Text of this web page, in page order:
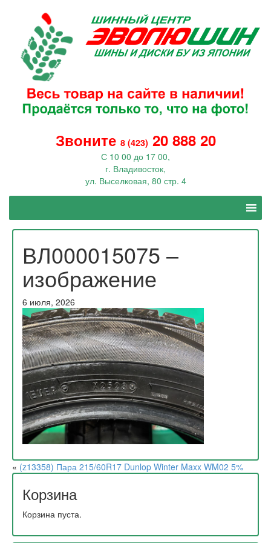
Звоните 8 (423) 20 888 20
С 10 00 до 17 00,
г. Владивосток,
ул. Выселковая, 80 стр. 4
ВЛ000015075 –
изображение
6 июля, 2026
« (z13358) Пара 215/60R17 Dunlop Winter Maxx WM02 5%
Корзина
Корзина пуста.